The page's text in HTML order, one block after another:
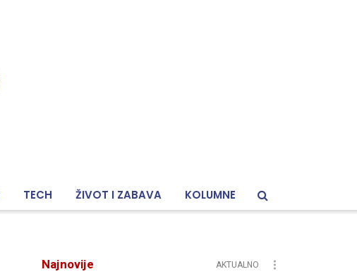
TECH ŽIVOT I ZABAVA KOLUMNE
Najnovije AKTUALNO